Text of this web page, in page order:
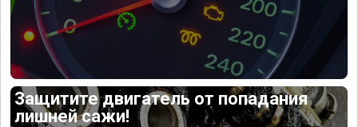
Защитите двигатель от попадания
лишней сажи!